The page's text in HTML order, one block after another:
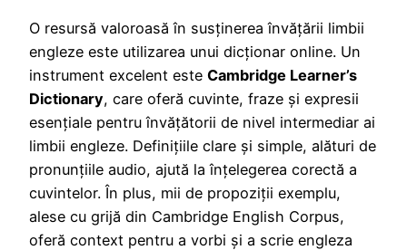
O resursă valoroasă în susținerea învățării limbii
engleze este utilizarea unui dicționar online. Un
instrument excelent este Cambridge Learner’s
Dictionary, care oferă cuvinte, fraze și expresii
esențiale pentru învățătorii de nivel intermediar ai
limbii engleze. Definițiile clare și simple, alături de
pronunțiile audio, ajută la înțelegerea corectă a
cuvintelor. În plus, mii de propoziții exemplu,
alese cu grijă din Cambridge English Corpus,
oferă context pentru a vorbi și a scrie engleza